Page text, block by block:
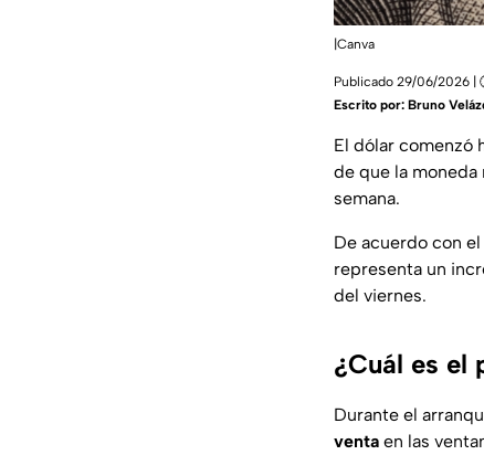
|Canva
Publicado 29/06/2026 |
Escrito por: Bruno
El dólar comenzó
de que la moneda
semana.
De acuerdo con
representa un
del viernes.
¿Cuál es el
Durante el
venta en las